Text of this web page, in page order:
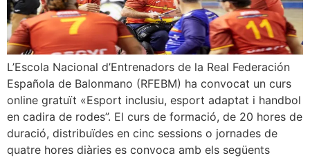
L’Escola Nacional d’Entrenadors de la Real Federación
Española de Balonmano (RFEBM) ha convocat un curs
online gratuït «Esport inclusiu, esport adaptat i handbol
en cadira de rodes”. El curs de formació, de 20 hores de
duració, distribuïdes en cinc sessions o jornades de
quatre hores diàries es convoca amb els següents